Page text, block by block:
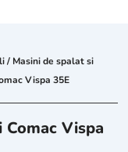
/ Masini de spalat si
Vispa 35E
Vispa